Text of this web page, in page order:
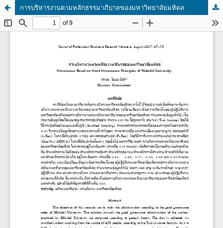
การบริหารงานตามหลักธรรมาภิบาลของมหาวิทยาลัยมหิดล